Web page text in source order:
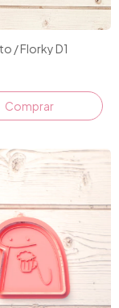
/ Florky D1
Comprar